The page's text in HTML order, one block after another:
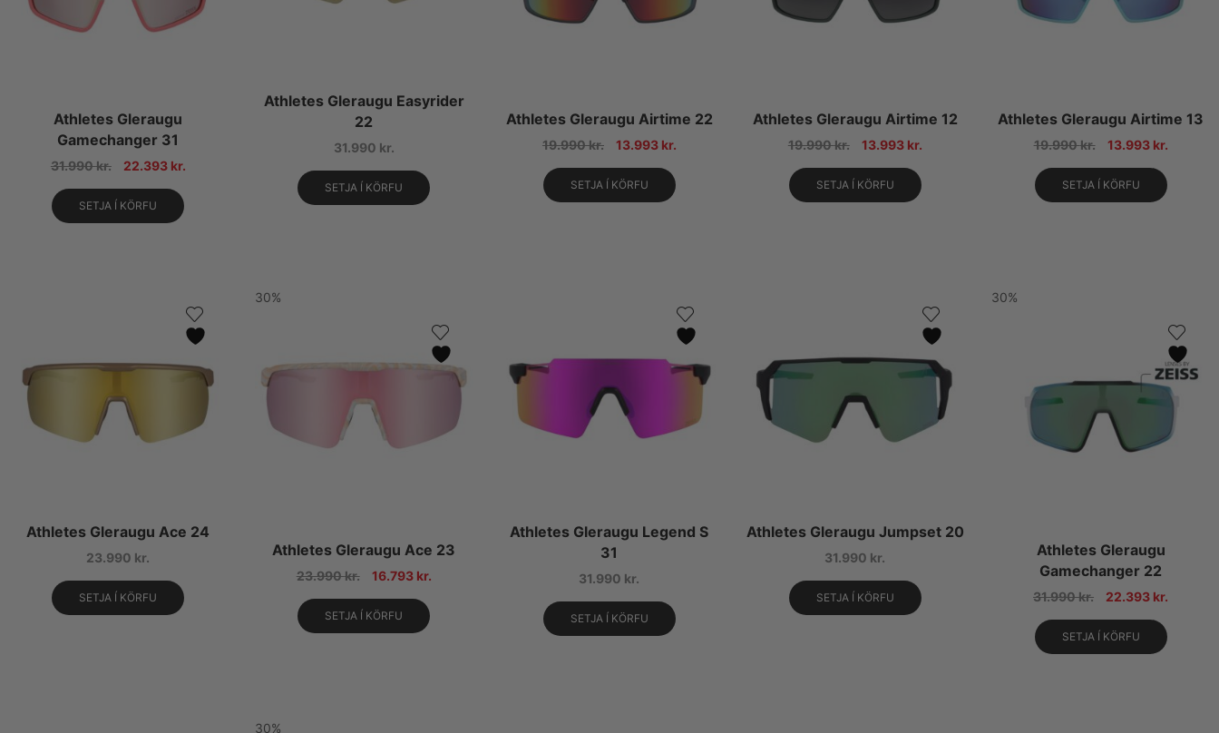
Athletes Gleraugu
Gamechanger 31
31.990kr. 22.393 kr.
SETJA Í KÖRFU
Athletes Gleraugu Easyrider
22
31.990 kr.
SETJA Í KÖRFU
Athletes Gleraugu Airtime 22
19.990kr. 13.993 kr.
SETJA Í KÖRFU
Athletes Gleraugu Airtime 12
19.990kr. 13.993 kr.
SETJA Í KÖRFU
Athletes Gleraugu Airtime 13
19.990kr. 13.993 kr.
SETJA Í KÖRFU
Athletes Gleraugu Ace 24
23.990 kr.
SETJA Í KÖRFU
30%
Athletes Gleraugu Ace 23
23.990kr. 16.793 kr.
SETJA Í KÖRFU
Athletes Gleraugu Legend S
31
31.990 kr.
SETJA Í KÖRFU
Athletes Gleraugu Jumpset 20
31.990 kr.
SETJA Í KÖRFU
30%
Athletes Gleraugu
Gamechanger 22
31.990kr. 22.393 kr.
SETJA Í KÖRFU
30%